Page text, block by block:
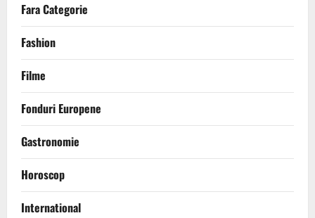
Fara Categorie
Fashion
Filme
Fonduri Europene
Gastronomie
Horoscop
International